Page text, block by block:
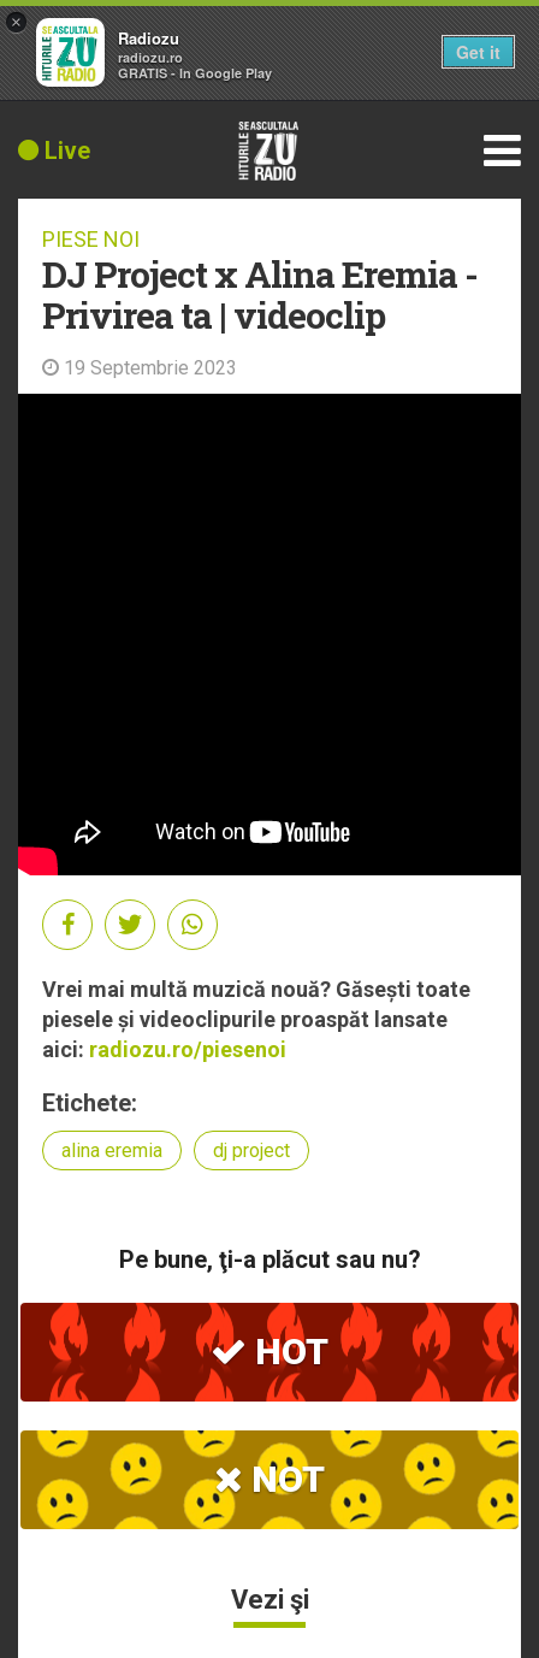
Live
PIESE NOI
DJ Project x Alina Eremia -
Privirea ta | videoclip
19 Septembrie 2023
Vrei mai multă muzică nouă? Găsești toate
piesele și videoclipurile proaspăt lansate
aici: radiozu.ro/piesenoi
Etichete:
alina eremia dj project
Pe bune, ţi-a plăcut sau nu?
HOT
NOT
Vezi şi
×
Radiozu
radiozu.ro
GRATIS - In Google Play
Get it